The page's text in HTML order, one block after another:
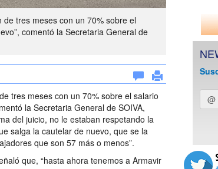
tres meses con un 70% sobre el
comentó la Secretaria General de
tres meses con un 70% sobre el salario
la Secretaria General de SOIVA,
del juicio, no le estaban respetando la
salga la cautelar de nuevo, que se la
que son 57 más o menos”.
que, “hasta ahora tenemos a Armavir
@